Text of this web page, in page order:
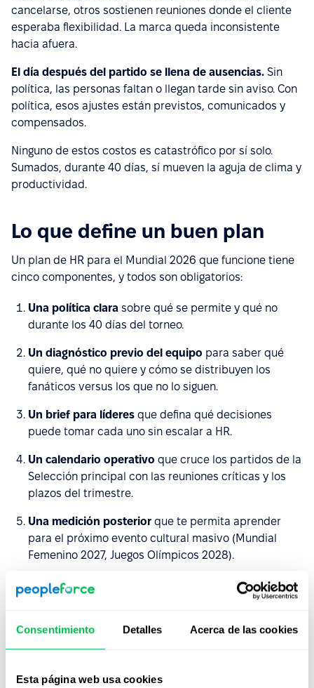
Consentimiento Detalles Acerca de las cookies
Esta página web usa cookies
cancelarse, otros sostienen reuniones donde el cliente
esperaba flexibilidad. La marca queda inconsistente
hacia afuera.
El día después del partido se llena de ausencias. Sin
política, las personas faltan o llegan tarde sin aviso. Con
política, esos ajustes están previstos, comunicados y
compensados.
Ninguno de estos costos es catastrófico por sí solo.
Sumados, durante 40 días, sí mueven la aguja de clima y
productividad.
Lo que define un buen plan
Un plan de HR para el Mundial 2026 que funcione tiene
cinco componentes, y todos son obligatorios:
Una política clara sobre qué se permite y qué no
durante los 40 días del torneo.
Un diagnóstico previo del equipo para saber qué
quiere, qué no quiere y cómo se distribuyen los
fanáticos versus los que no lo siguen.
Un brief para líderes que defina qué decisiones
puede tomar cada uno sin escalar a HR.
Un calendario operativo que cruce los partidos de la
Selección principal con las reuniones críticas y los
plazos del trimestre.
Una medición posterior que te permita aprender
para el próximo evento cultural masivo (Mundial
Femenino 2027, Juegos Olímpicos 2028).
Sin estos cinco componentes, lo que armes va a quedar
Para empezar hoy
Si todavía no tienes plan, todavía estás a tiempo. La